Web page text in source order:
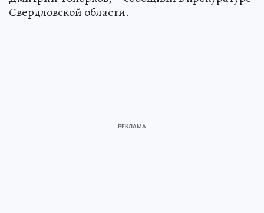
Свердловской области.